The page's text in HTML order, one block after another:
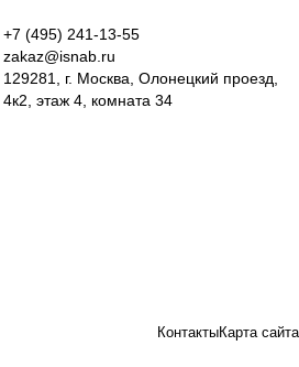
+7 (495) 241-13-55
zakaz@isnab.ru
129281, г. Москва, Олонецкий проезд,
4к2, этаж 4, комната 34
КонтактыКарта сайта